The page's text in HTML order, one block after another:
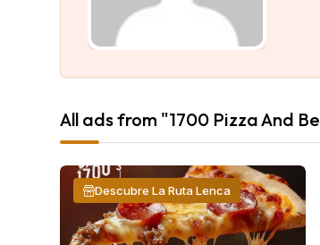
All ads from "1700 Pizza And
Descubre La Ruta Lenca